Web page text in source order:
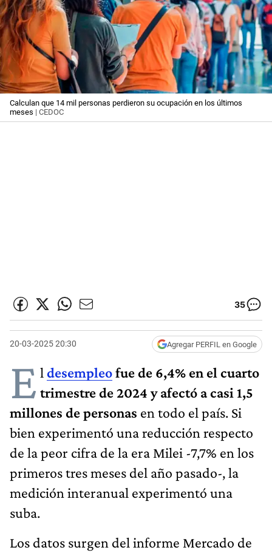
Calculan que 14 mil personas perdieron su ocupación en los últimos
meses | CEDOC
35
20-03-2025 20:30 Agregar PERFIL en Google
E l desempleofue de 6,4% en el cuarto
trimestre de 2024 y afectó a casi 1,5
millones de personas en todo el país. Si
bien experimentó una reducción respecto
de la peor cifra de la era Milei -7,7% en los
primeros tres meses del año pasado-, la
medición interanual experimentó una
suba.
Los datos surgen del informe Mercado de